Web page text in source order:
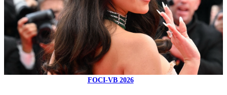
FOCI-VB 2026